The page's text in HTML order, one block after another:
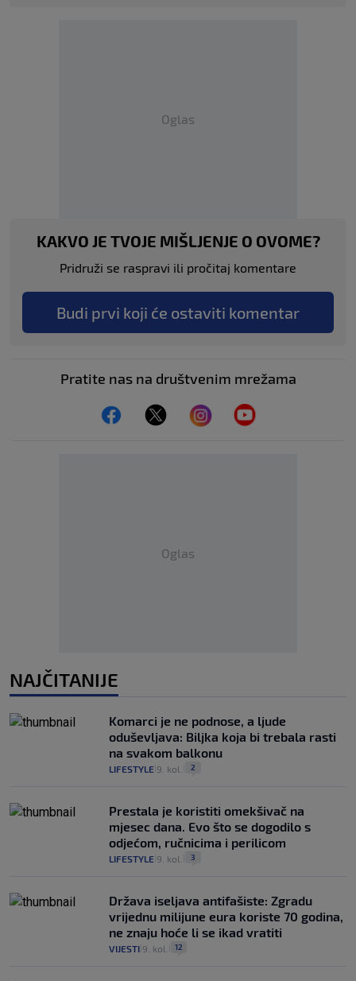
Oglas
KAKVO JE TVOJE MIŠLJENJE O OVOME?
Pridruži se raspravi ili pročitaj komentare
Budi prvi koji će ostaviti komentar
Pratite nas na društvenim mrežama
Oglas
NAJČITANIJE
Komarci je ne podnose, a ljude
oduševljava: Biljka koja bi trebala rasti
na svakom balkonu
LIFESTYLE 9. kol. 2
Prestala je koristiti omekšivač na
mjesec dana. Evo što se dogodilo s
odjećom, ručnicima i perilicom
LIFESTYLE 9. kol. 3
Država iseljava antifašiste: Zgradu
vrijednu milijune eura koriste 70 godina,
ne znaju hoće li se ikad vratiti
VIJESTI 9. kol. 12